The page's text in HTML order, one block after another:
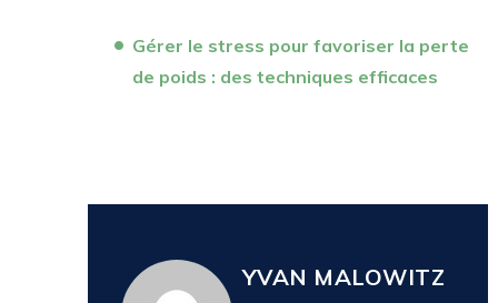
Gérer le stress pour favoriser la perte
de poids : des techniques efficaces
YVAN MALOWITZ